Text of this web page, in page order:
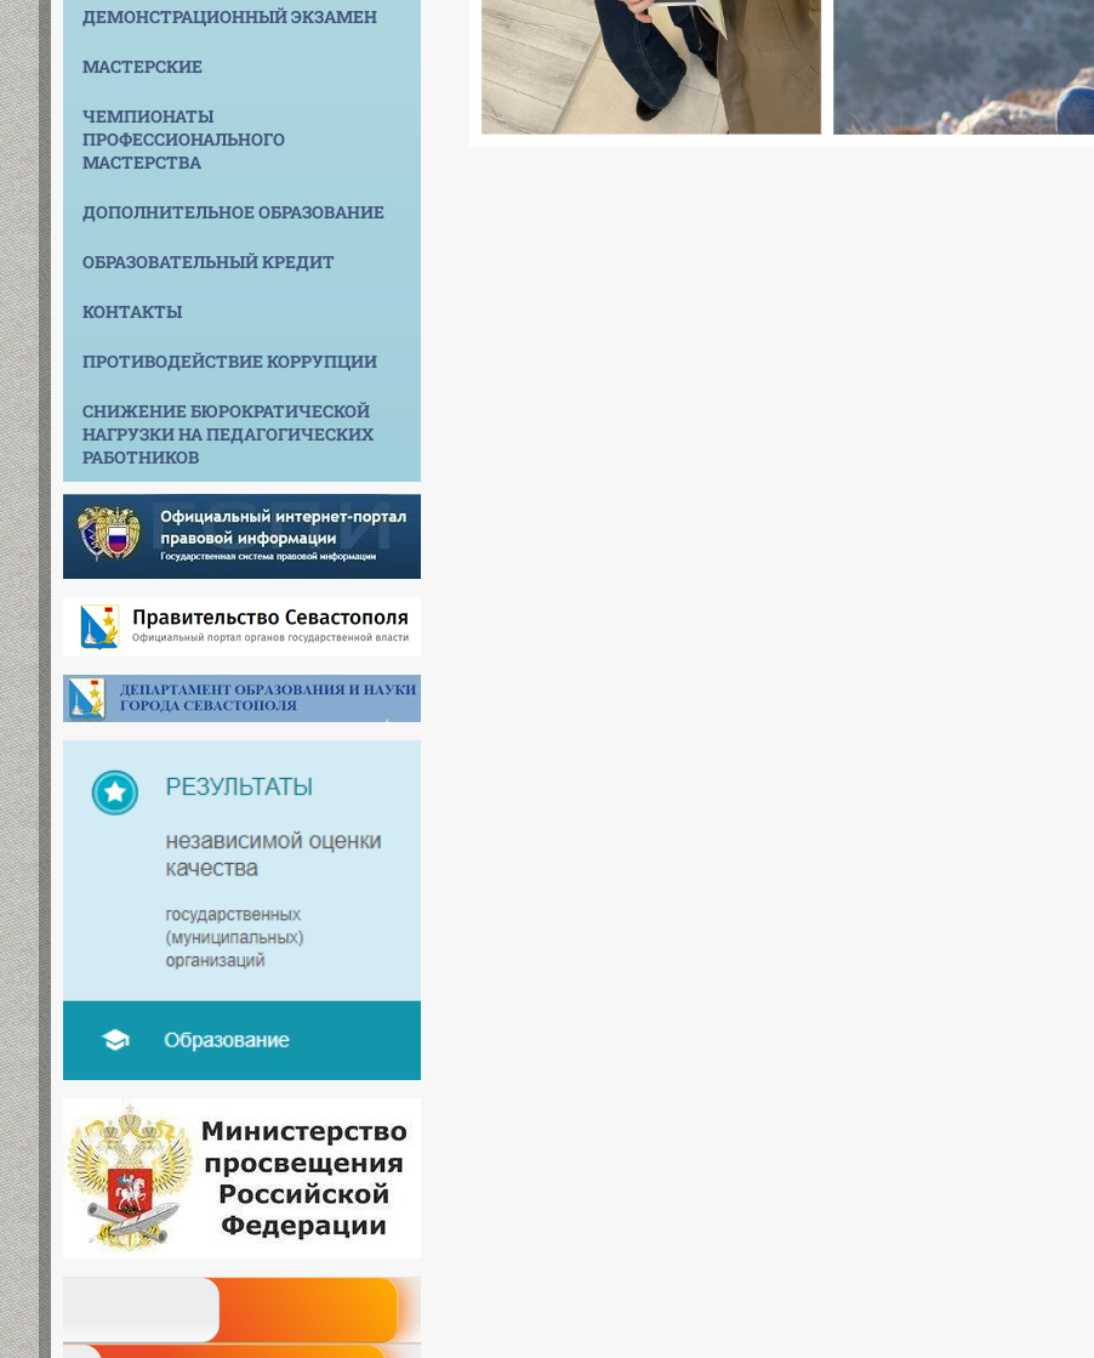
ДЕМОНСТРАЦИОННЫЙ ЭКЗАМЕН
МАСТЕРСКИЕ
ЧЕМПИОНАТЫ
ПРОФЕССИОНАЛЬНОГО
МАСТЕРСТВА
ДОПОЛНИТЕЛЬНОЕ ОБРАЗОВАНИЕ
ОБРАЗОВАТЕЛЬНЫЙ КРЕДИТ
КОНТАКТЫ
ПРОТИВОДЕЙСТВИЕ КОРРУПЦИИ
СНИЖЕНИЕ БЮРОКРАТИЧЕСКОЙ
НАГРУЗКИ НА ПЕДАГОГИЧЕСКИХ
РАБОТНИКОВ